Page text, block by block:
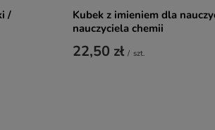
/
Kubek z imieniem dla
nauczyciela chemii
22,50 zł / szt.